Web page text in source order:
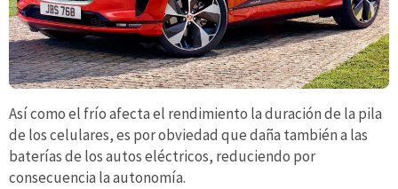
Así como el frío afecta el rendimiento la duración de la pila
de los celulares, es por obviedad que daña también a las
baterías de los autos eléctricos, reduciendo por
consecuencia la autonomía.